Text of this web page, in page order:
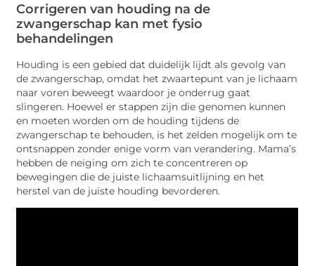
Corrigeren van houding na de
zwangerschap kan met fysio
behandelingen
Houding is een gebied dat duidelijk lijdt als gevolg van
de zwangerschap, omdat het zwaartepunt van je lichaam
naar voren beweegt waardoor je onderrug gaat
slingeren. Hoewel er stappen zijn die genomen kunnen
en moeten worden om de houding tijdens de
zwangerschap te behouden, is het zelden mogelijk om te
ontsnappen zonder enige vorm van verandering. Mama’s
hebben de neiging om zich te concentreren op
bewegingen die de juiste lichaamsuitlijning en het
herstel van de juiste houding bevorderen.